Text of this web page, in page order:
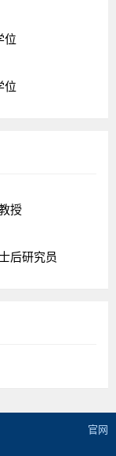
位
位
授
后研究员
官网